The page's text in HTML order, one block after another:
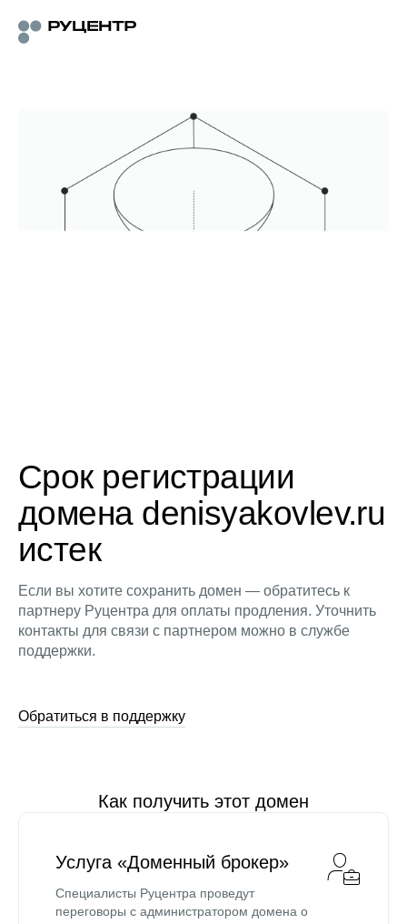
Срок регистрации
домена denisyakovlev.ru
истек
Если вы хотите сохранить домен — обратитесь к
партнеру Руцентра для оплаты продления. Уточнить
контакты для связи с партнером можно в службе
поддержки.
Обратиться в поддержку
Как получить этот домен
Услуга «Доменный брокер»
Специалисты Руцентра проведут
переговоры с администратором домена о